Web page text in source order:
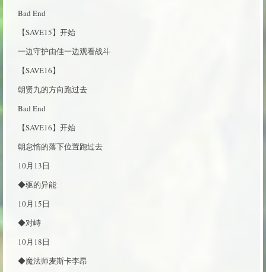
Bad End
【SAVE15】开始
一边守护由佳一边观看战斗
【SAVE16】
朝贤九的方向跑过去
Bad End
【SAVE16】开始
朝怠惰的落下位置跑过去
10月13日
◆驱的异能
10月15日
◆对峙
10月18日
◆魔法师麦斯卡李昂